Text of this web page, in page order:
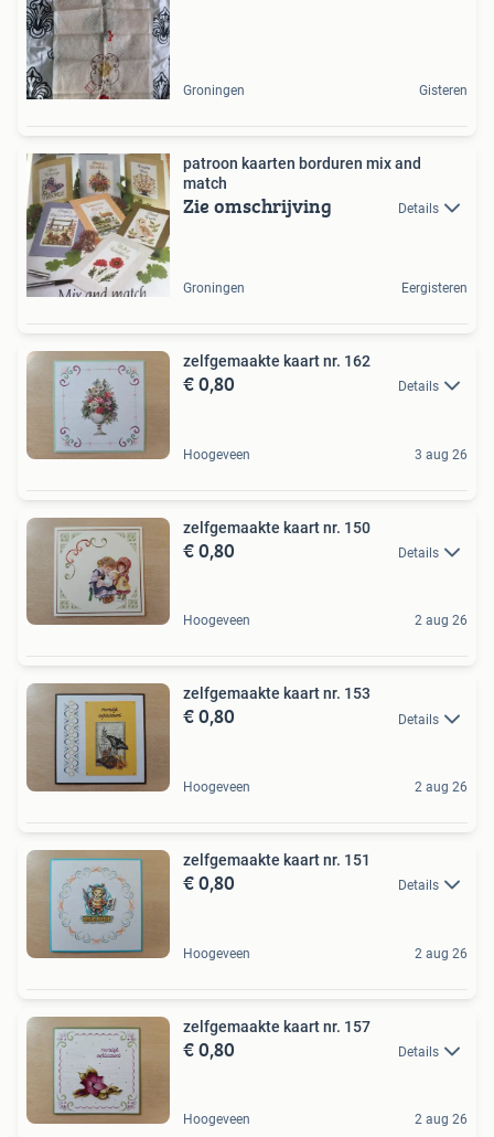
Groningen Gisteren
patroon kaarten borduren mix and
match
Zie omschrijving Details
Groningen Eergisteren
zelfgemaakte kaart nr. 162
€ 0,80 Details
Hoogeveen 3 aug 26
zelfgemaakte kaart nr. 150
€ 0,80 Details
Hoogeveen 2 aug 26
zelfgemaakte kaart nr. 153
€ 0,80 Details
Hoogeveen 2 aug 26
zelfgemaakte kaart nr. 151
€ 0,80 Details
Hoogeveen 2 aug 26
zelfgemaakte kaart nr. 157
€ 0,80 Details
Hoogeveen 2 aug 26